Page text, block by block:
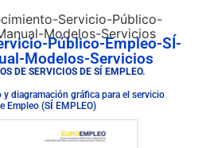
Servicio-Público-
Modelos-Servicios
Público-Empleo-SÍ-
Modelos-Servicios
DE SERVICIOS DE SÍ EMPLEO.
diagramación gráfica para el servicio
Empleo (SÍ EMPLEO)
documento